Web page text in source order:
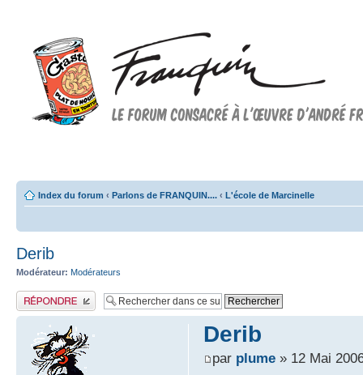
Index du forum ‹ Parlons de FRANQUIN.... ‹ L'école de Marcinelle
Derib
Modérateur: Modérateurs
Publier une réponse
Derib
par plume» 12 Mai